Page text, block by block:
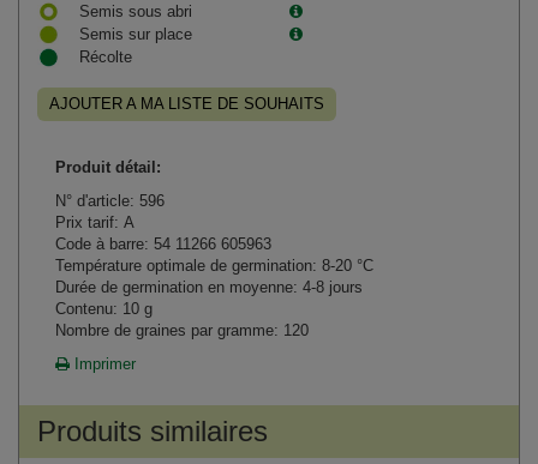
Semis sous abri
Semis sur place
Récolte
AJOUTER A MA LISTE DE SOUHAITS
Produit détail:
N° d'article: 596
Prix tarif: A
Code à barre: 54 11266 605963
Température optimale de germination: 8-20 °C
Durée de germination en moyenne: 4-8 jours
Contenu: 10 g
Nombre de graines par gramme: 120
Imprimer
Produits similaires